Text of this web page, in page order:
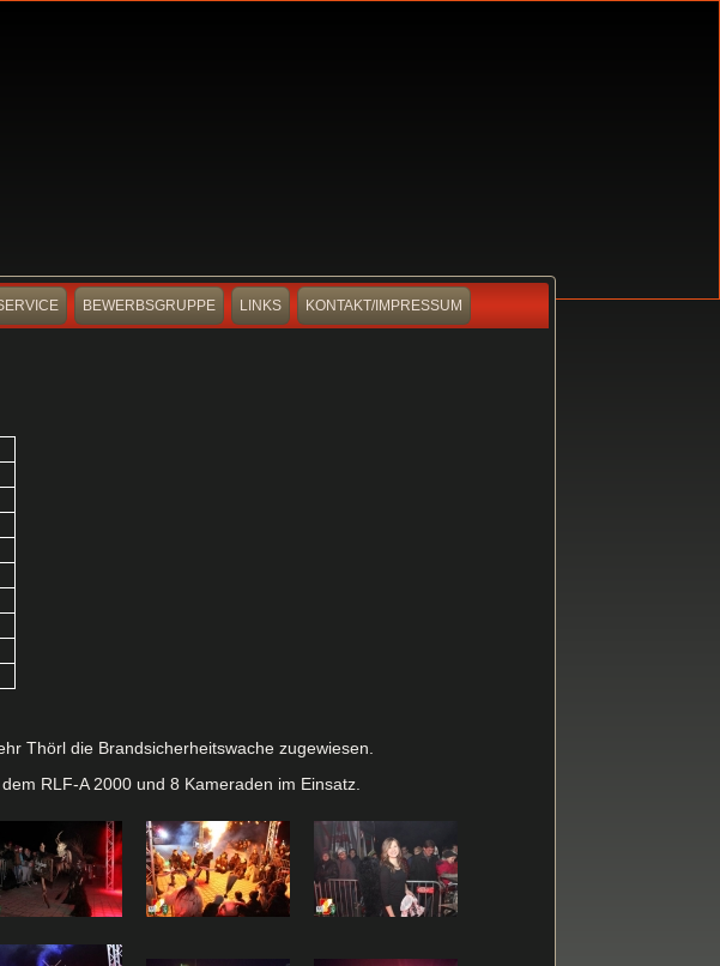
BEWERBSGRUPPE LINKS KONTAKT/IMPRESSUM
Thörl die Brandsicherheitswache zugewiesen.
RLF-A 2000 und 8 Kameraden im Einsatz.